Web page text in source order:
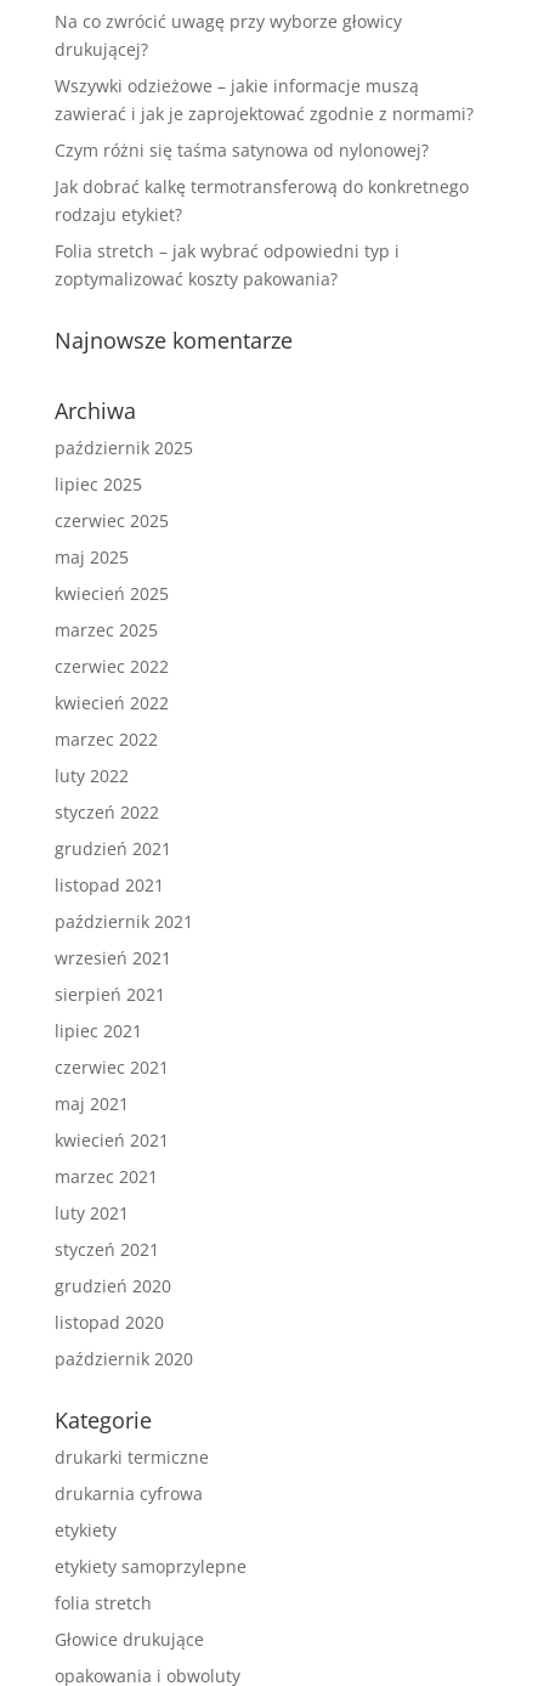
Na co zwrócić uwagę przy wyborze głowicy
drukującej?
Wszywki odzieżowe – jakie informacje muszą
zawierać i jak je zaprojektować zgodnie z normami?
Czym różni się taśma satynowa od nylonowej?
Jak dobrać kalkę termotransferową do konkretnego
rodzaju etykiet?
Folia stretch – jak wybrać odpowiedni typ i
zoptymalizować koszty pakowania?
Najnowsze komentarze
Archiwa
październik 2025
lipiec 2025
czerwiec 2025
maj 2025
kwiecień 2025
marzec 2025
czerwiec 2022
kwiecień 2022
marzec 2022
luty 2022
styczeń 2022
grudzień 2021
listopad 2021
październik 2021
wrzesień 2021
sierpień 2021
lipiec 2021
czerwiec 2021
maj 2021
kwiecień 2021
marzec 2021
luty 2021
styczeń 2021
grudzień 2020
listopad 2020
październik 2020
Kategorie
drukarki termiczne
drukarnia cyfrowa
etykiety
etykiety samoprzylepne
folia stretch
Głowice drukujące
opakowania i obwoluty